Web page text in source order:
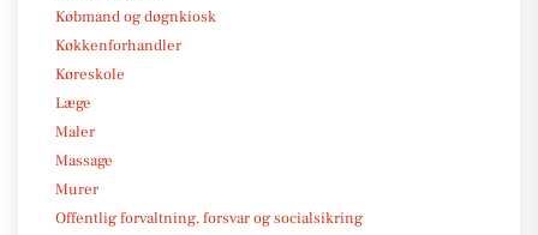
Købmand og døgnkiosk
Køkkenforhandler
Køreskole
Læge
Maler
Massage
Murer
Offentlig forvaltning, forsvar og socialsikring